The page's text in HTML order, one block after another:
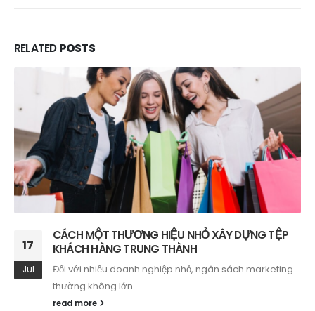
RELATEDPOSTS
17
Jul
CÁCH MỘT THƯƠNG HIỆU NHỎ XÂY DỰNG TỆP
KHÁCH HÀNG TRUNG THÀNH
Đối với nhiều doanh nghiệp nhỏ, ngân sách marketing
thường không lớn...
read more